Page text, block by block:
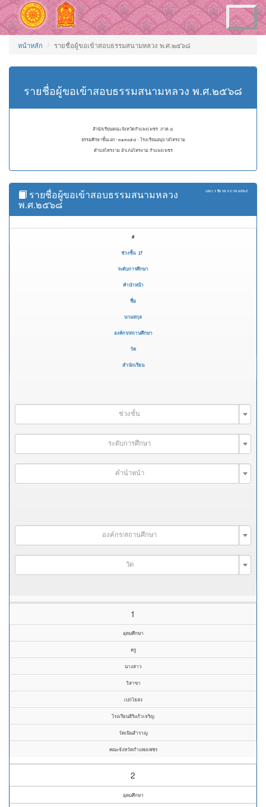
Toggle
navigation
หน้าหลัก รายชื่อผู้ขอเข้าสอบธรรมสนามหลวง พ.ศ.๒๕๖๘
รายชื่อผู้ขอเข้าสอบธรรมสนามหลวง พ.ศ.๒๕๖๘
สำนักเรียนคณะจังหวัดกำแพงเพชร ภาค ๔
ธรรมศึกษาชั้นเอก - ๓๑๓๐๕๔ - โรงเรียนอนุบาลไทรงาม
ตำบลไทรงาม อำเภอไทรงาม กำแพงเพชร
แสดง 1 ถึง 10 จาก 10 ผลลัพธ์
รายชื่อผู้ขอเข้าสอบธรรมสนามหลวง
พ.ศ.๒๕๖๘
#
ช่วงชั้น
ระดับการศึกษา
คำนำหน้า
ชื่อ
นามสกุล
องค์กร/สถานศึกษา
วัด
สำนักเรียน
ช่วงชั้น
ระดับการศึกษา
คำนำหน้า
องค์กร/สถานศึกษา
วัด
1
อุดมศึกษา
ครู
นางสาว
วิสาขา
เปกไธสง
โรงเรียนสิริแก้วเจริญ
วัดเนินสำราญ
คณะจังหวัดกำแพงเพชร
2
อุดมศึกษา